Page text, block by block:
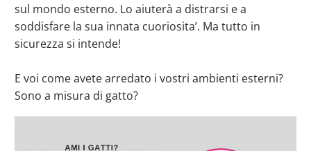
sul mondo esterno. Lo aiuterà a distrarsi e a
soddisfare la sua innata cuoriosita’. Ma tutto in
sicurezza si intende!⠀
E voi come avete arredato i vostri ambienti esterni?
Sono a misura di gatto?